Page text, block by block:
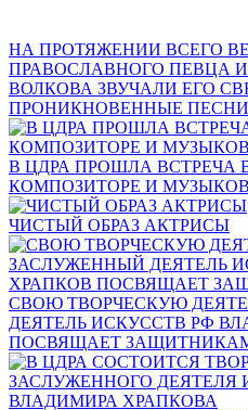
НА ПРОТЯЖЕНИИ ВСЕГО
ПРАВОСЛАВНОГО ПЕВЦА
ВОЛКОВА ЗВУЧАЛИ ЕГО
ПРОНИКНОВЕННЫЕ ПЕСНИ
В ЦДРА ПРОШЛА ВСТРЕЧА
КОМПОЗИТОРЕ И
ЧИСТЫЙ ОБРАЗ АКТРИСЫ
СВОЮ ТВОРЧЕСКУЮ
ДЕЯТЕЛЬ ИСКУССТВ РФ
ПОСВЯЩАЕТ